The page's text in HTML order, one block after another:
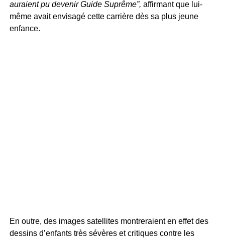
auraient pu devenir Guide Suprême”, affirmant que lui-
même avait envisagé cette carrière dès sa plus jeune
enfance.
En outre, des images satellites montreraient en effet des
dessins d’enfants très sévères et critiques contre les